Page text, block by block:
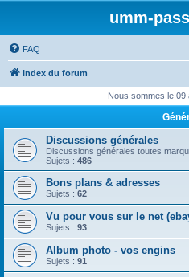
umm-
FAQ
Index du forum
Nous sommes le 09
Discussions générales
Discussions générales toutes
Sujets : 486
Bons plans & adresses
Sujets : 62
Vu pour vous sur le net
Sujets : 93
Album photo - vos engins
Sujets : 91